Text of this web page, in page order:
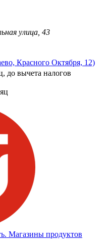
улица, 43
Красного Октября, 12)
до вычета налогов
Магазины продуктов